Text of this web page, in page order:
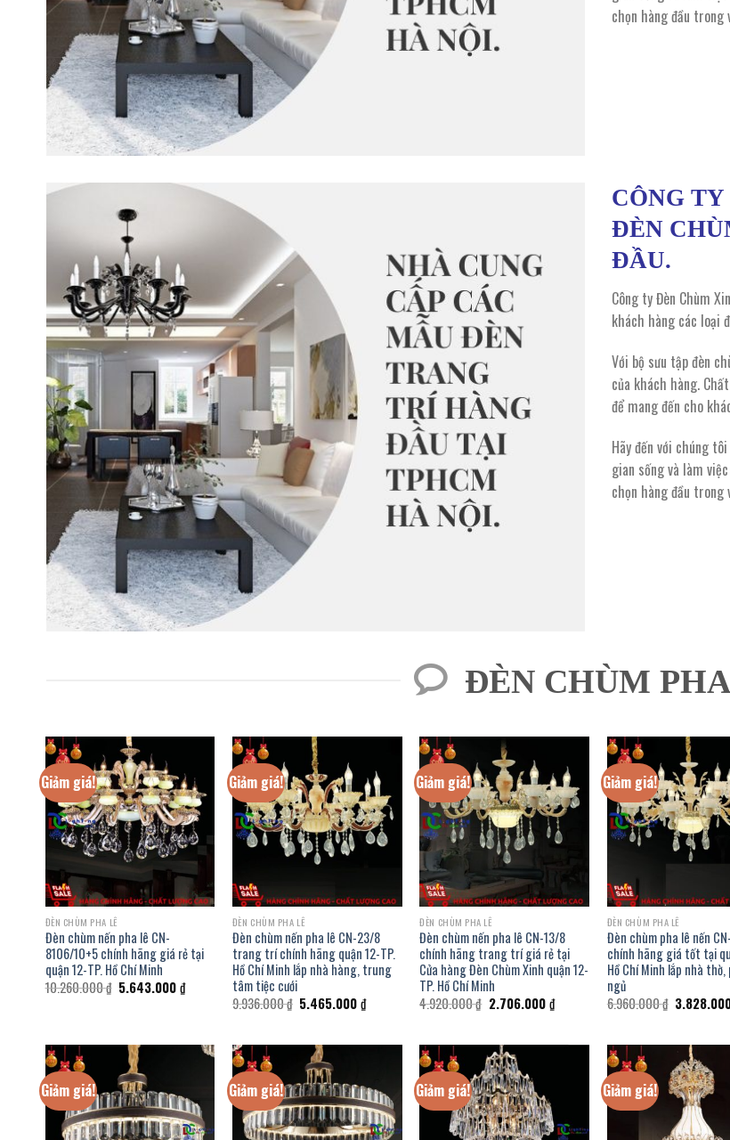
chọn hàng đầu
CÔNG
ĐÈN
ĐẦU.
Công ty Đèn Chùm
khách hàng các loại
Với bộ sưu tập đèn
của khách hàng.
để mang đến cho
Hãy đến với chúng
gian sống và làm
chọn hàng đầu
ĐÈN CHÙM
Giảm giá!
ĐÈN CHÙM PHA LÊ
Đèn chùm nến pha lê CN-
8106/10+5 chính hãng giá rẻ tại
quận 12-TP. Hồ Chí Minh
10.260.000₫ Giá
gốc
5.643.000₫Giá
hiện
Giảm giá!
ĐÈN CHÙM PHA LÊ
Đèn chùm nến pha lê CN-23/8
trang trí chính hãng quận 12-TP.
Hồ Chí Minh lắp nhà hàng, trung
tâm tiệc cưới
9.936.000₫ Giá
gốc
5.465.000₫Giá
5.465.000 ₫.
Giảm giá!
ĐÈN CHÙM PHA LÊ
Đèn chùm nến pha lê CN-13/8
chính hãng trang trí giá rẻ tại
Cửa hàng Đèn Chùm Xinh quận 12-
TP. Hồ Chí Minh
4.920.000₫ Giá
gốc
2.706.000₫Giá
hiện
2.706.000 ₫.
Giảm giá!
ĐÈN CHÙM PHA LÊ
Đèn chùm pha lê nến
chính hãng giá tốt tại
Hồ Chí Minh lắp nhà
ngủ
6.960.000₫ Giá
gốc
Giảm giá! Giảm giá! Giảm giá! Giảm giá!